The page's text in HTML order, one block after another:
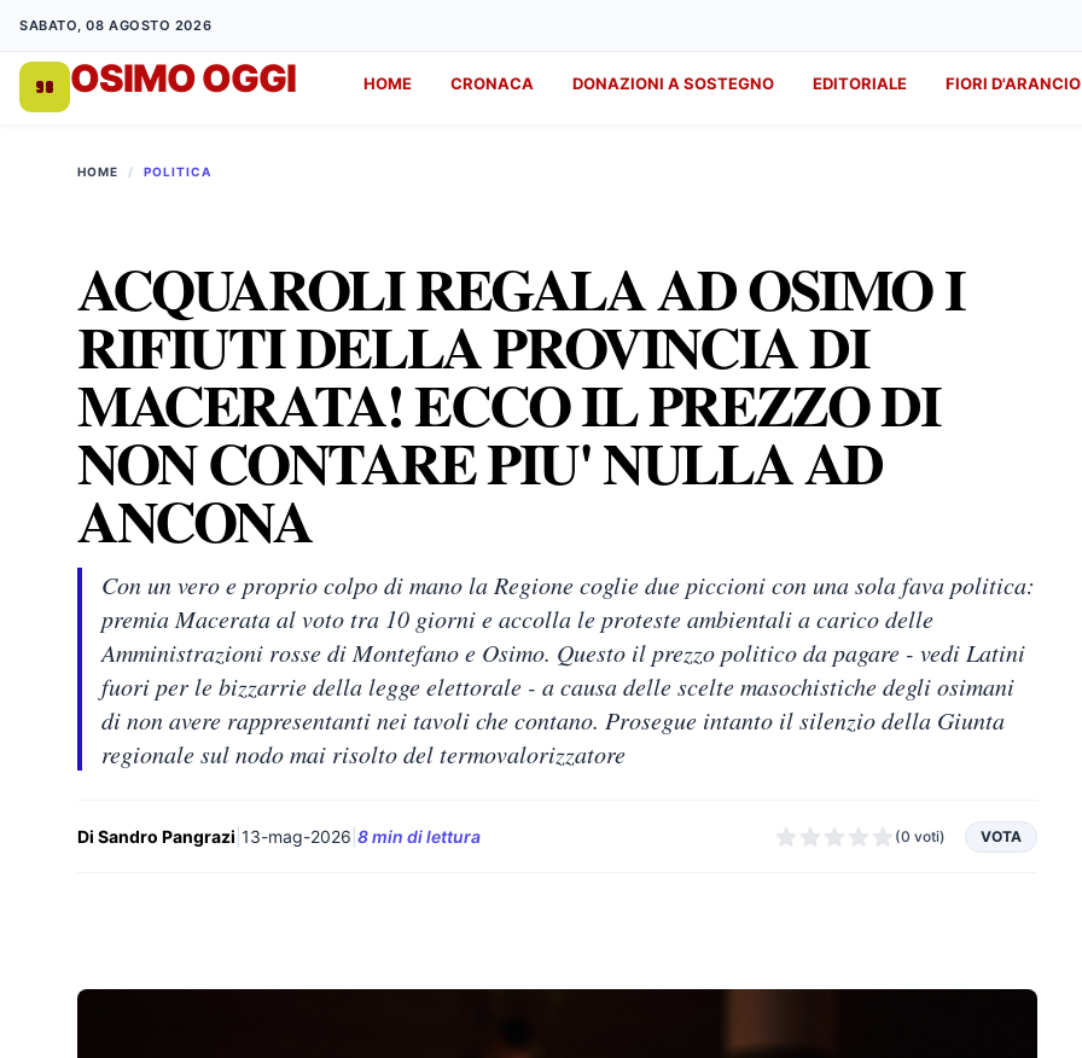
SABATO, 08 AGOSTO 2026
OSIMO OGGI HOME CRONACA DONAZIONI A SOSTEGNO EDITORIALE FIORI D'ARANCIO
HOME / POLITICA
ACQUAROLI REGALA AD OSIMO I
RIFIUTI DELLA PROVINCIA DI
MACERATA! ECCO IL PREZZO DI
NON CONTARE PIU' NULLA AD
ANCONA
Con un vero e proprio colpo di mano la Regione coglie due piccioni con una sola fava politica:
premia Macerata al voto tra 10 giorni e accolla le proteste ambientali a carico delle
Amministrazioni rosse di Montefano e Osimo. Questo il prezzo politico da pagare - vedi Latini
fuori per le bizzarrie della legge elettorale - a causa delle scelte masochistiche degli osimani
di non avere rappresentanti nei tavoli che contano. Prosegue intanto il silenzio della Giunta
regionale sul nodo mai risolto del termovalorizzatore
Di Sandro Pangrazi 13-mag-2026 8 min di lettura (0 voti) VOTA